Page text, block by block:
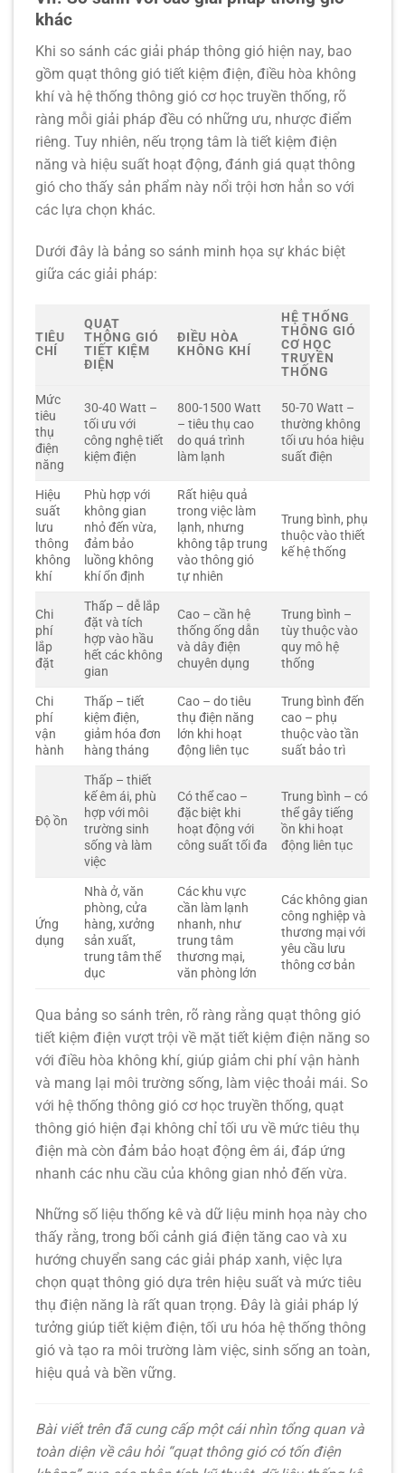
khác
Khi so sánh các giải pháp thông gió hiện nay, bao
gồm quạt thông gió tiết kiệm điện, điều hòa không
khí và hệ thống thông gió cơ học truyền thống, rõ
ràng mỗi giải pháp đều có những ưu, nhược điểm
riêng. Tuy nhiên, nếu trọng tâm là tiết kiệm điện
năng và hiệu suất hoạt động, đánh giá quạt thông
gió cho thấy sản phẩm này nổi trội hơn hẳn so với
các lựa chọn khác.
Dưới đây là bảng so sánh minh họa sự khác biệt
giữa các giải pháp:
TIÊU
CHÍ
QUẠT
THÔNG GIÓ
TIẾT KIỆM
ĐIỆN
ĐIỀU HÒA
KHÔNG KHÍ
HỆ THỐNG
THÔNG GIÓ
CƠ HỌC
TRUYỀN
THỐNG
Mức
tiêu
thụ
điện
năng
30-40 Watt –
tối ưu với
công nghệ tiết
kiệm điện
800-1500 Watt
– tiêu thụ cao
do quá trình
làm lạnh
50-70 Watt –
thường không
tối ưu hóa hiệu
suất điện
Hiệu
suất
lưu
thông
không
khí
Phù hợp với
không gian
nhỏ đến vừa,
đảm bảo
luồng không
khí ổn định
Rất hiệu quả
trong việc làm
lạnh, nhưng
không tập trung
vào thông gió
tự nhiên
Trung bình, phụ
thuộc vào thiết
kế hệ thống
Chi
phí
lắp
đặt
Thấp – dễ lắp
đặt và tích
hợp vào hầu
hết các không
gian
Cao – cần hệ
thống ống dẫn
và dây điện
chuyên dụng
Trung bình –
tùy thuộc vào
quy mô hệ
thống
Chi
phí
vận
hành
Thấp – tiết
kiệm điện,
giảm hóa đơn
hàng tháng
Cao – do tiêu
thụ điện năng
lớn khi hoạt
động liên tục
Trung bình đến
cao – phụ
thuộc vào tần
suất bảo trì
Độ ồn
Thấp – thiết
kế êm ái, phù
hợp với môi
trường sinh
sống và làm
việc
Có thể cao –
đặc biệt khi
hoạt động với
công suất tối đa
Trung bình – có
thể gây tiếng
ồn khi hoạt
động liên tục
Ứng
dụng
Nhà ở, văn
phòng, cửa
hàng, xưởng
sản xuất,
trung tâm thể
dục
Các khu vực
cần làm lạnh
nhanh, như
trung tâm
thương mại,
văn phòng lớn
Các không gian
công nghiệp và
thương mại với
yêu cầu lưu
thông cơ bản
Qua bảng so sánh trên, rõ ràng rằng quạt thông gió
tiết kiệm điện vượt trội về mặt tiết kiệm điện năng so
với điều hòa không khí, giúp giảm chi phí vận hành
và mang lại môi trường sống, làm việc thoải mái. So
với hệ thống thông gió cơ học truyền thống, quạt
thông gió hiện đại không chỉ tối ưu về mức tiêu thụ
điện mà còn đảm bảo hoạt động êm ái, đáp ứng
nhanh các nhu cầu của không gian nhỏ đến vừa.
Những số liệu thống kê và dữ liệu minh họa này cho
thấy rằng, trong bối cảnh giá điện tăng cao và xu
hướng chuyển sang các giải pháp xanh, việc lựa
chọn quạt thông gió dựa trên hiệu suất và mức tiêu
thụ điện năng là rất quan trọng. Đây là giải pháp lý
tưởng giúp tiết kiệm điện, tối ưu hóa hệ thống thông
gió và tạo ra môi trường làm việc, sinh sống an toàn,
hiệu quả và bền vững.
Bài viết trên đã cung cấp một cái nhìn tổng quan và
toàn diện về câu hỏi “quạt thông gió có tốn điện